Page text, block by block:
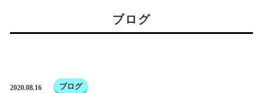
ブログ
2020.08.16 ブログ